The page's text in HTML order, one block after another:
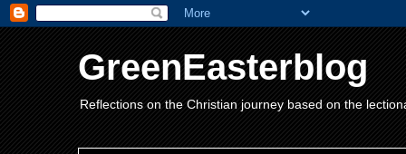
GreenEasterblog
Reflections on the Christian journey based on the